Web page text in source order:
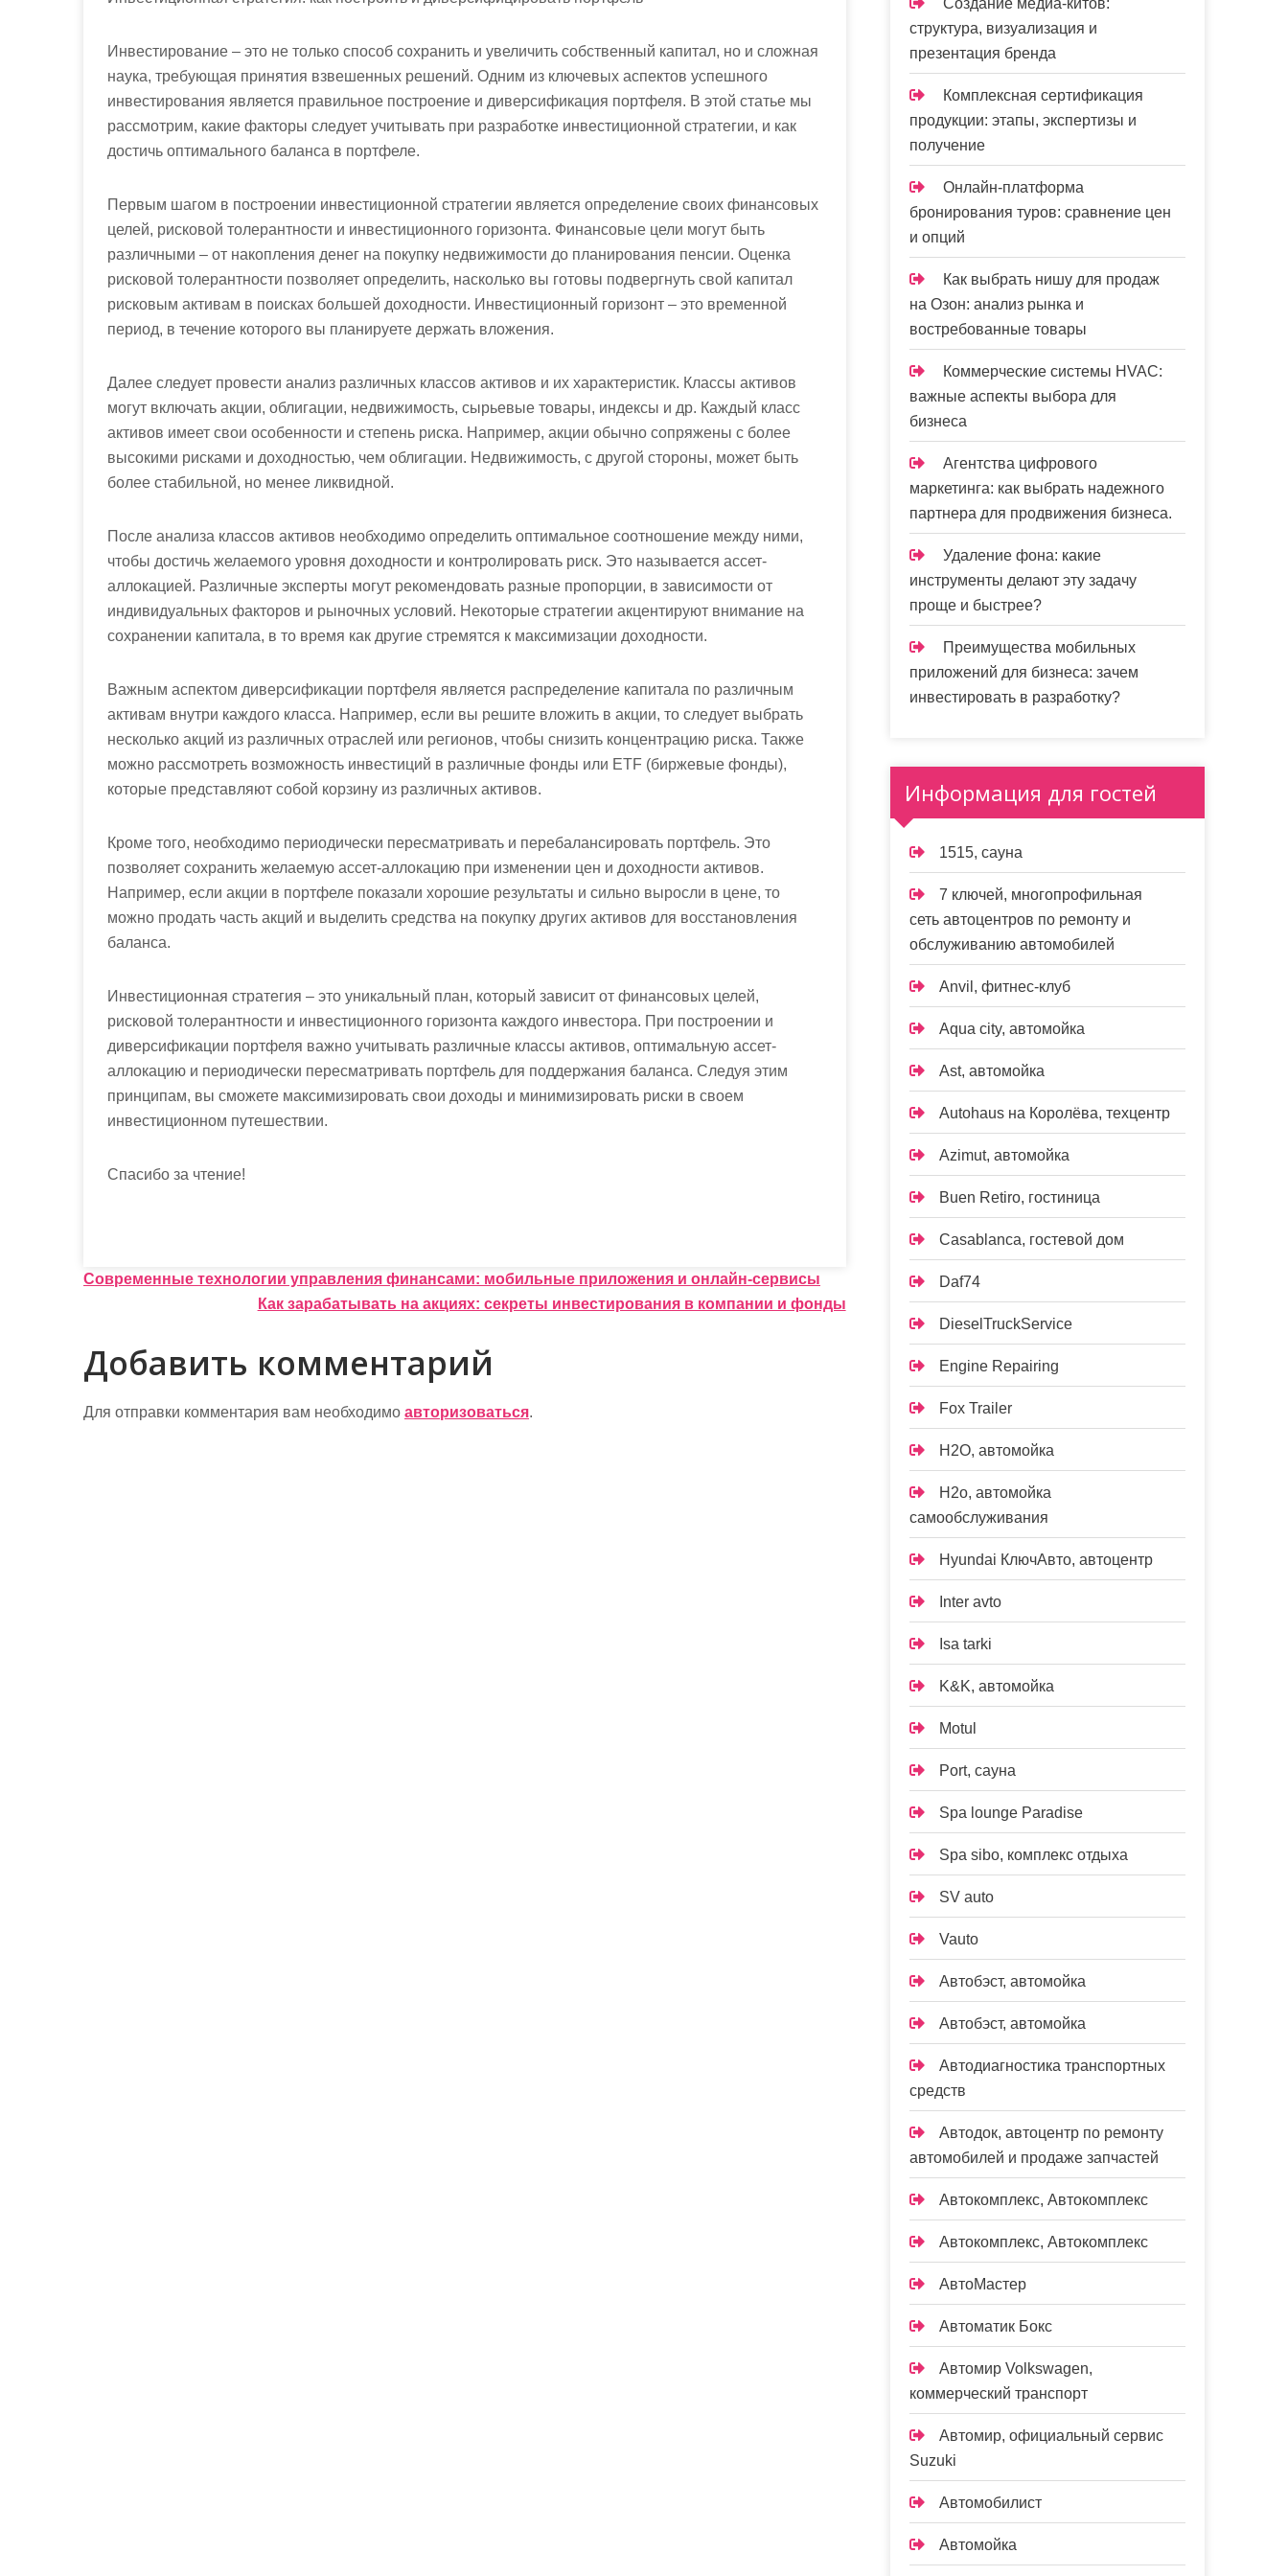
Инвестирование – это не только способ сохранить и увеличить собственный капитал, но и сложная
наука, требующая принятия взвешенных решений. Одним из ключевых аспектов успешного
инвестирования является правильное построение и диверсификация портфеля. В этой статье мы
рассмотрим, какие факторы следует учитывать при разработке инвестиционной стратегии, и как
достичь оптимального баланса в портфеле.
Первым шагом в построении инвестиционной стратегии является определение своих финансовых
целей, рисковой толерантности и инвестиционного горизонта. Финансовые цели могут быть
различными – от накопления денег на покупку недвижимости до планирования пенсии. Оценка
рисковой толерантности позволяет определить, насколько вы готовы подвергнуть свой капитал
рисковым активам в поисках большей доходности. Инвестиционный горизонт – это временной
период, в течение которого вы планируете держать вложения.
Далее следует провести анализ различных классов активов и их характеристик. Классы активов
могут включать акции, облигации, недвижимость, сырьевые товары, индексы и др. Каждый класс
активов имеет свои особенности и степень риска. Например, акции обычно сопряжены с более
высокими рисками и доходностью, чем облигации. Недвижимость, с другой стороны, может быть
более стабильной, но менее ликвидной.
После анализа классов активов необходимо определить оптимальное соотношение между ними,
чтобы достичь желаемого уровня доходности и контролировать риск. Это называется ассет-
аллокацией. Различные эксперты могут рекомендовать разные пропорции, в зависимости от
индивидуальных факторов и рыночных условий. Некоторые стратегии акцентируют внимание на
сохранении капитала, в то время как другие стремятся к максимизации доходности.
Важным аспектом диверсификации портфеля является распределение капитала по различным
активам внутри каждого класса. Например, если вы решите вложить в акции, то следует выбрать
несколько акций из различных отраслей или регионов, чтобы снизить концентрацию риска. Также
можно рассмотреть возможность инвестиций в различные фонды или ETF (биржевые фонды),
которые представляют собой корзину из различных активов.
Кроме того, необходимо периодически пересматривать и перебалансировать портфель. Это
позволяет сохранить желаемую ассет-аллокацию при изменении цен и доходности активов.
Например, если акции в портфеле показали хорошие результаты и сильно выросли в цене, то
можно продать часть акций и выделить средства на покупку других активов для восстановления
баланса.
Инвестиционная стратегия – это уникальный план, который зависит от финансовых целей,
рисковой толерантности и инвестиционного горизонта каждого инвестора. При построении и
диверсификации портфеля важно учитывать различные классы активов, оптимальную ассет-
аллокацию и периодически пересматривать портфель для поддержания баланса. Следуя этим
принципам, вы сможете максимизировать свои доходы и минимизировать риски в своем
инвестиционном путешествии.
Спасибо за чтение!
Н
в
и
г
Современные технологии управления финансами: мобильные приложения и онлайн-сервисы
Как зарабатывать на акциях: секреты инвестирования в компании и фонды
Добавить комментарий
Для отправки комментария вам необходимо авторизоваться.
Создание медиа-китов:
структура, визуализация и
презентация бренда
Комплексная сертификация
продукции: этапы, экспертизы и
получение
Онлайн-платформа
бронирования туров: сравнение цен
и опций
Как выбрать нишу для продаж
на Озон: анализ рынка и
востребованные товары
Коммерческие системы HVAC:
важные аспекты выбора для
бизнеса
Агентства цифрового
маркетинга: как выбрать надежного
партнера для продвижения бизнеса.
Удаление фона: какие
инструменты делают эту задачу
проще и быстрее?
Преимущества мобильных
приложений для бизнеса: зачем
инвестировать в разработку?
Информация для гостей
1515, сауна
7 ключей, многопрофильная
сеть автоцентров по ремонту и
обслуживанию автомобилей
Anvil, фитнес-клуб
Aqua city, автомойка
Ast, автомойка
Autohaus на Королёва, техцентр
Azimut, автомойка
Buen Retiro, гостиница
Casablanca, гостевой дом
Daf74
DieselTruckService
Engine Repairing
Fox Trailer
H2O, автомойка
H2o, автомойка
самообслуживания
Hyundai КлючАвто, автоцентр
Inter avto
Isa tarki
K&K, автомойка
Motul
Port, сауна
Spa lounge Paradise
Spa sibo, комплекс отдыха
SV auto
Vauto
Автобэст, автомойка
Автобэст, автомойка
Автодиагностика транспортных
средств
Автодок, автоцентр по ремонту
автомобилей и продаже запчастей
Автокомплекс, Автокомплекс
Автокомплекс, Автокомплекс
АвтоМастер
Автоматик Бокс
Автомир Volkswagen,
коммерческий транспорт
Автомир, официальный сервис
Suzuki
Автомобилист
Автомойка